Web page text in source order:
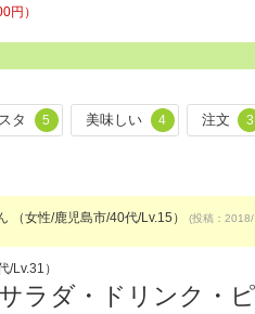
円）
タ 5 美味しい 4 注文 3
（女性/鹿児島市/40代/Lv.15） (投稿：
Lv.31）
ラダ・ドリンク・